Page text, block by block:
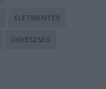
ÉLETMENTÉS
ÜGYÉSZSÉG